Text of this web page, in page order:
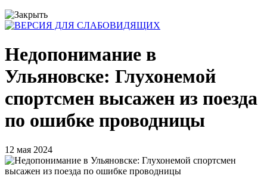
Недопонимание в
Ульяновске: Глухонемой
спортсмен высажен из поезда
по ошибке проводницы
12 мая 2024